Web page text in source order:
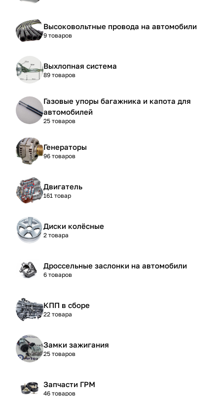
Высоковольтные провода на автомобили
9 товаров
Выхлопная система
89 товаров
Газовые упоры багажника и капота для
автомобилей
25 товаров
Генераторы
96 товаров
Двигатель
161 товар
Диски колёсные
2 товара
Дроссельные заслонки на автомобили
6 товаров
КПП в сборе
22 товара
Замки зажигания
25 товаров
Запчасти ГРМ
46 товаров